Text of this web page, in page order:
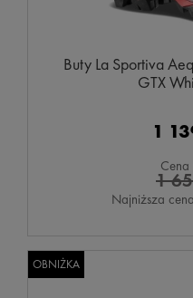
Buty La Sportiva
GTX
1
Cena
1
Najniższa
OBNIŻKA